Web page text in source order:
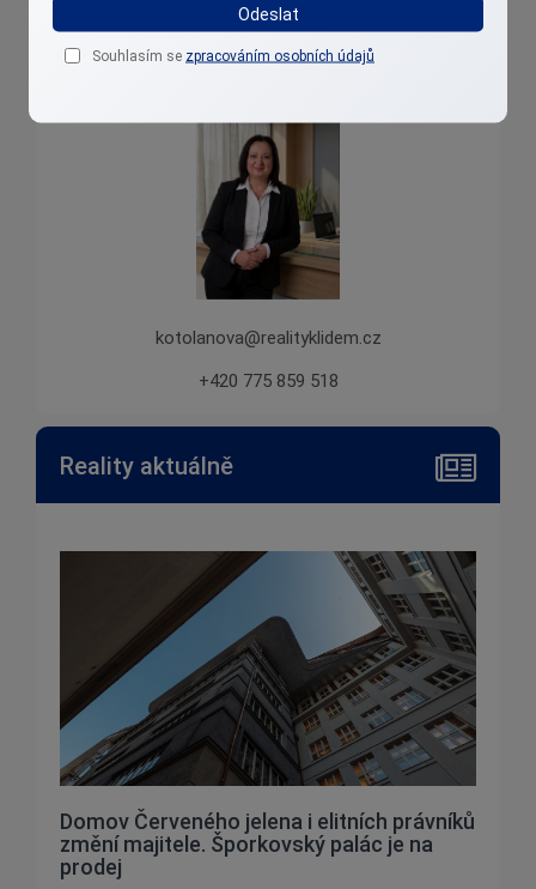
Irena Kotolanová
kotolanova@realityklidem.cz
+420 775 859 518
Reality aktuálně
Domov Červeného jelena i elitních právníků
změní majitele. Šporkovský palác je na
prodej
Odeslat
Souhlasím se zpracováním osobních údajů